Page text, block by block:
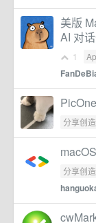
美版
AI 对
1
分享创造
分享创造